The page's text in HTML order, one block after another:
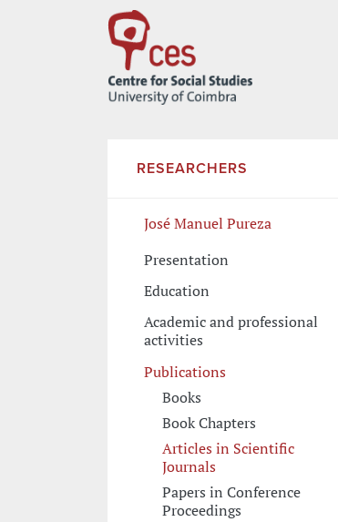
RESEARCHERS
José Manuel Pureza
Presentation
Education
Academic and professional
activities
Publications
Books
Book Chapters
Articles in Scientific
Journals
Papers in Conference
Proceedings